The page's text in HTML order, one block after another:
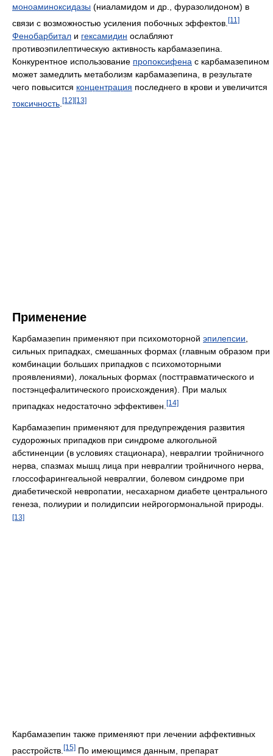
моноаминоксидазы (ниаламидом и др., фуразолидоном) в
связи с возможностью усиления побочных эффектов. [11]
Фенобарбитал и гексамидин ослабляют
противоэпилептическую активность карбамазепина.
Конкурентное использование пропоксифена с карбамазепином
может замедлить метаболизм карбамазепина, в результате
чего повысится концентрация последнего в крови и увеличится
токсичность [12][13]
Применение
Карбамазепин применяют при психомоторной эпилепсии
сильных припадках, смешанных формах (главным образом при
комбинации больших припадков с психомоторными
проявлениями), локальных формах (посттравматического и
постэнцефалитического происхождения). При малых
припадках недостаточно эффективен. [14]
Карбамазепин применяют для предупреждения развития
судорожных припадков при синдроме алкогольной
абстиненции (в условиях стационара), невралгии тройничного
нерва, спазмах мышц лица при невралгии тройничного нерва,
глоссофарингеальной невралгии, болевом синдроме при
диабетической невропатии, несахарном диабете центрального
генеза, полиурии и полидипсии нейрогормональной природы.
[13]
Карбамазепин также применяют при лечении аффективных
расстройств. [15] По имеющимся данным, препарат